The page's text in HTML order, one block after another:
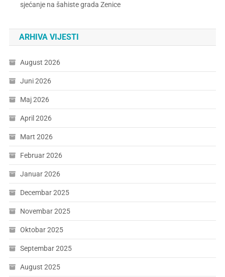
sjećanje na šahiste grada Zenice
ARHIVA VIJESTI
August 2026
Juni 2026
Maj 2026
April 2026
Mart 2026
Februar 2026
Januar 2026
Decembar 2025
Novembar 2025
Oktobar 2025
Septembar 2025
August 2025